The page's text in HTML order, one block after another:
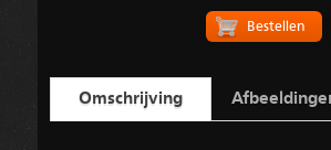
Omschrijving